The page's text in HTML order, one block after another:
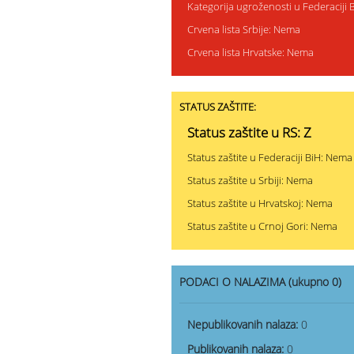
Kategorija ugroženosti u Federaciji
Crvena lista Srbije: Nema
Crvena lista Hrvatske: Nema
STATUS ZAŠTITE:
Status zaštite u RS: Z
Status zaštite u Federaciji BiH: Nema
Status zaštite u Srbiji: Nema
Status zaštite u Hrvatskoj: Nema
Status zaštite u Crnoj Gori: Nema
PODACI O NALAZIMA (ukupno 0)
Nepublikovanih nalaza: 0
Publikovanih nalaza: 0